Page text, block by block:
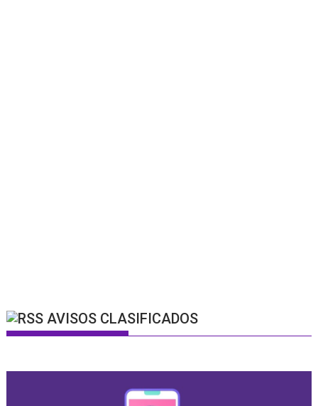
AVISOS CLASIFICADOS